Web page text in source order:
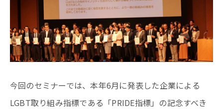
今回のセミナーでは、本年6月に発表した企業による
LGBT取り組み指標である「PRIDE指標」の記念すべき